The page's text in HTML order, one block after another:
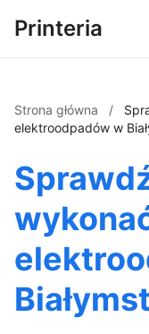
Printeria
Strona główna /
elektroodpadów w